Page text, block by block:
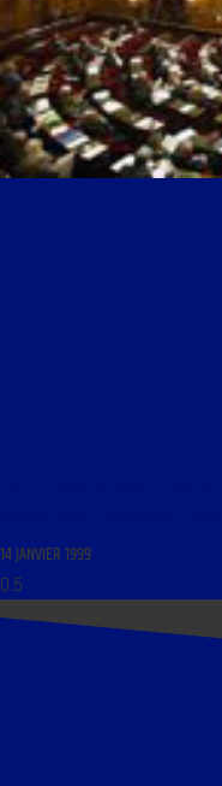
14 JANVIER 1999